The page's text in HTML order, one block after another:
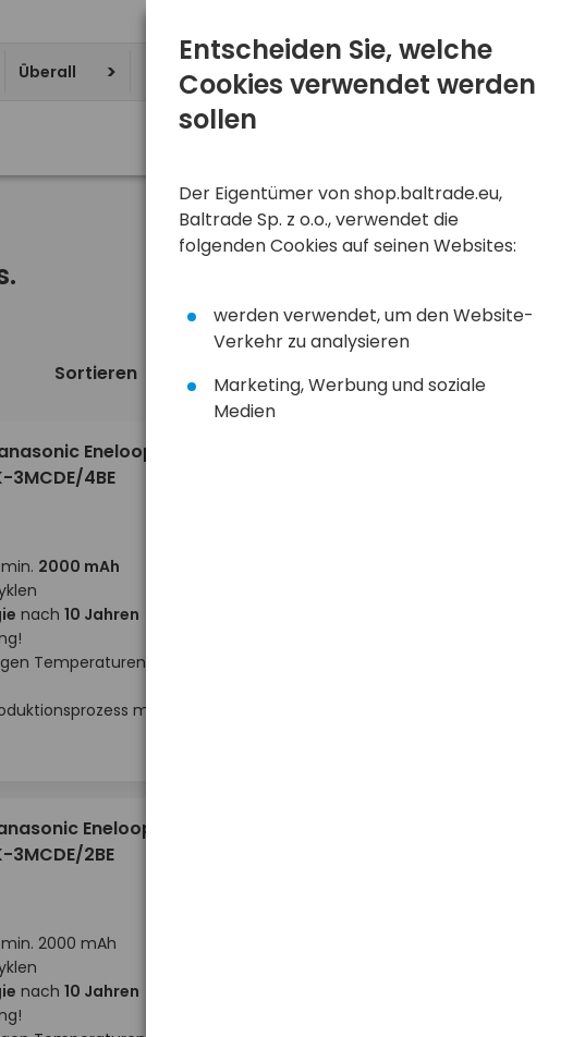
Überall
Sortieren standardmäßig Ansicht
Eneloop
3MCDE/4BE
2000 mAh
nach 10 Jahren
Temperaturen
mit
Eneloop
3MCDE/2BE
2000 mAh
nach 10 Jahren
Entscheiden Sie, welche
Cookies verwendet werden
sollen
Der Eigentümer von shop.baltrade.eu,
Baltrade Sp. z o.o., verwendet die
folgenden Cookies auf seinen Websites:
werden verwendet, um den Website-
Verkehr zu analysieren
Marketing, Werbung und soziale
Medien